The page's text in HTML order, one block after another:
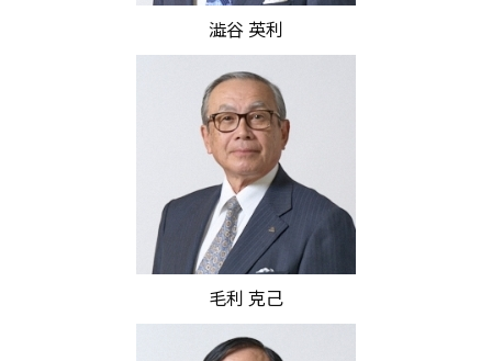
澁谷 英利
毛利 克己